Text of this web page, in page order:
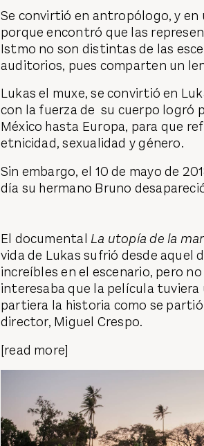
Se convirtió en antropólogo, y en
porque encontró que las
Istmo no son distintas de las
auditorios, pues comparten un
Lukas el muxe, se convirtió en
con la fuerza de su cuerpo logró
México hasta Europa, para que
etnicidad, sexualidad y género.
Sin embargo, el 10 de mayo de
día su hermano Bruno
El documental La utopía de la
vida de Lukas sufrió desde aquel
increíbles en el escenario, pero
interesaba que la película
partiera la historia como se partió
director, Miguel Crespo.
[read more]